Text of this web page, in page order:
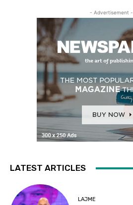
- Advertisement -
LATEST ARTICLES
LAJME